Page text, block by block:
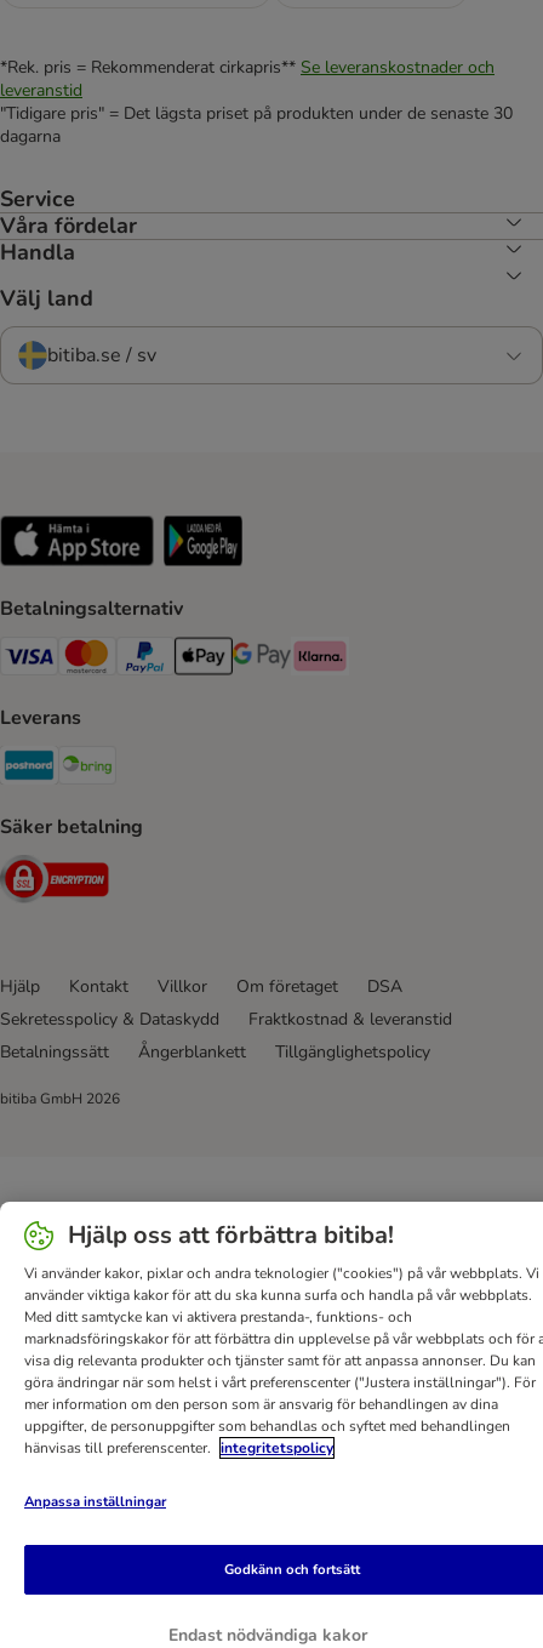
*Rek. pris = Rekommenderat cirkapris** Se leveranskostnader och
leveranstid
"Tidigare pris" = Det lägsta priset på produkten under de senaste 30
dagarna
Service
Våra fördelar
Handla
Välj land
bitiba.se / sv
Betalningsalternativ
VISA Payment Method
Mastercard Payment Method
Paypal Payment Method
Apple Pay Payment Method
Google Pay Payment Method
Klarna Payment Method
Leverans
Postnord Shipping Method
Säker betalning
Security
Hjälp Kontakt Villkor Om företaget
DSA
Sekretesspolicy & Dataskydd
Fraktkostnad & leveranstid
Betalningssätt
Ångerblankett Tillgänglighetspolicy
bitiba GmbH 2026
Hjälp oss att förbättra bitiba!
Vi använder kakor, pixlar och andra teknologier ("cookies") på vår webbplats. Vi
använder viktiga kakor för att du ska kunna surfa och handla på vår webbplats.
Med ditt samtycke kan vi aktivera prestanda-, funktions- och
marknadsföringskakor för att förbättra din upplevelse på vår webbplats och för
visa dig relevanta produkter och tjänster samt för att anpassa annonser. Du kan
göra ändringar när som helst i vårt preferenscenter ("Justera inställningar"). För
mer information om den person som är ansvarig för behandlingen av dina
uppgifter, de personuppgifter som behandlas och syftet med behandlingen
hänvisas till preferenscenter. integritetspolicy
Anpassa inställningar
Endast nödvändiga kakor
Godkänn och fortsätt